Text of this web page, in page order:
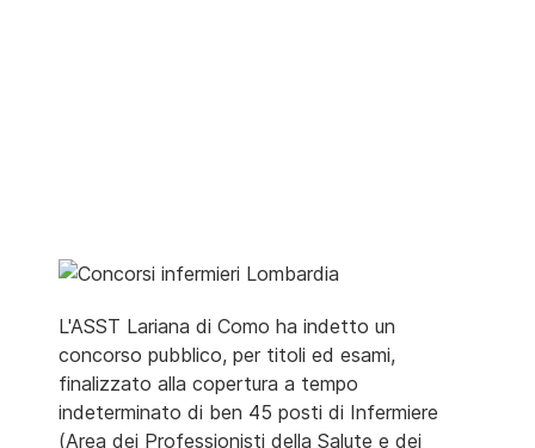
L'ASST Lariana di Como ha indetto un
concorso pubblico, per titoli ed esami,
finalizzato alla copertura a tempo
indeterminato di ben 45 posti di Infermiere
(Area dei Professionisti della Salute e dei